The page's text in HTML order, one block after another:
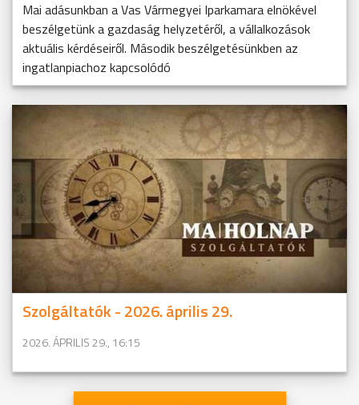
Mai adásunkban a Vas Vármegyei Iparkamara elnökével
beszélgetünk a gazdaság helyzetéről, a vállalkozások
aktuális kérdéseiről. Második beszélgetésünkben az
ingatlanpiachoz kapcsolódó
Szolgáltatók - 2026. április 29.
2026. ÁPRILIS 29., 16:15